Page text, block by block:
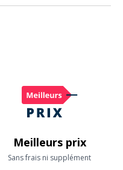
Meilleurs prix
Sans frais ni supplément